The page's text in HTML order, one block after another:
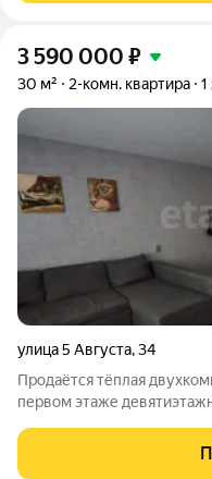
3 590 000 ₽
30 м² 2-комн. квартира 1
улица 5 Августа,34
Продаётся тёплая
первом этаже девятиэтажного
ламинат, пластиковые
сантехника. Квартира